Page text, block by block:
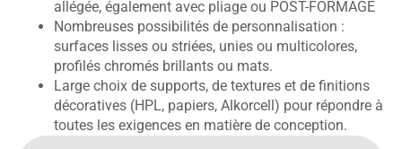
allégée, également avec pliage ou POST-FORMAGE
Nombreuses possibilités de personnalisation :
surfaces lisses ou striées, unies ou multicolores,
profilés chromés brillants ou mats.
Large choix de supports, de textures et de finitions
décoratives (HPL, papiers, Alkorcell) pour répondre à
toutes les exigences en matière de conception.